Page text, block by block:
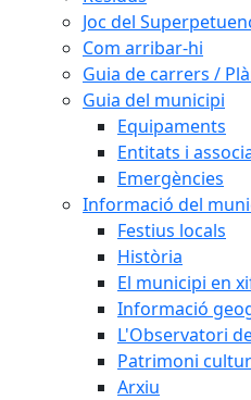
Joc del
Com arribar-hi
Guia de carrers /
Guia del municipi
Equipaments
Entitats i
Emergències
Informació del
Festius locals
Història
El municipi en
Informació
L'Observatori
Patrimoni
Arxiu